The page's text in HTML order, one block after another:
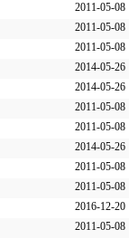
2011-05-08
2011-05-08
2011-05-08
2014-05-26
2014-05-26
2011-05-08
2011-05-08
2014-05-26
2011-05-08
2011-05-08
2016-12-20
2011-05-08